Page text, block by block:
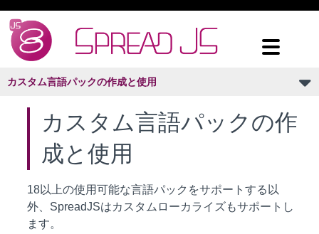
カスタム言語パックの作成と使用
カスタム言語パックの作
成と使用
18以上の使用可能な言語パックをサポートする以
外、SpreadJSはカスタムローカライズもサポートし
ます。